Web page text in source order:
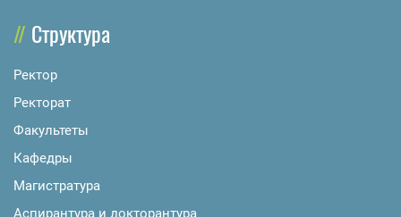
Структура
Ректор
Ректорат
Факультеты
Кафедры
Магистратура
Аспирантура и докторантура